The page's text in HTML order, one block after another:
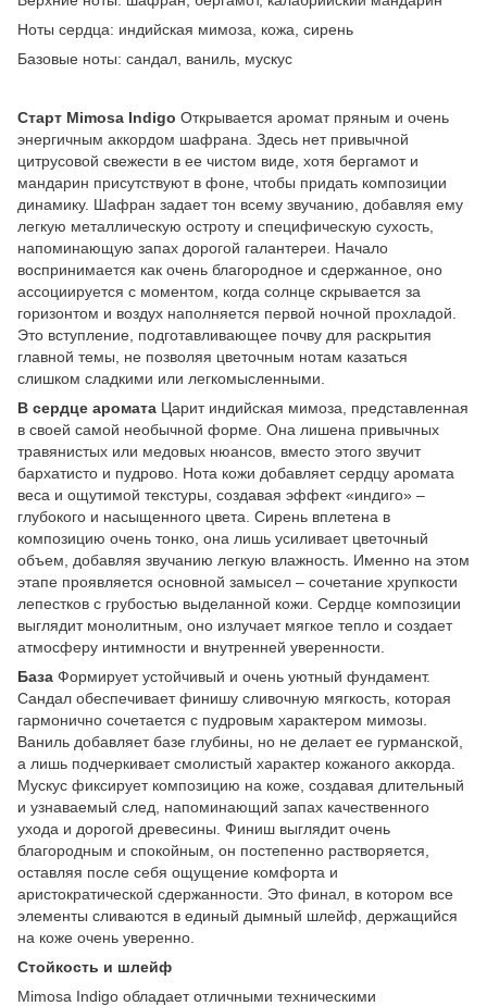
Ноты сердца: индийская мимоза, кожа, сирень
Базовые ноты: сандал, ваниль, мускус
Старт Mimosa Indigo Открывается аромат пряным и очень
энергичным аккордом шафрана. Здесь нет привычной
цитрусовой свежести в ее чистом виде, хотя бергамот и
мандарин присутствуют в фоне, чтобы придать композиции
динамику. Шафран задает тон всему звучанию, добавляя ему
легкую металлическую остроту и специфическую сухость,
напоминающую запах дорогой галантереи. Начало
воспринимается как очень благородное и сдержанное, оно
ассоциируется с моментом, когда солнце скрывается за
горизонтом и воздух наполняется первой ночной прохладой.
Это вступление, подготавливающее почву для раскрытия
главной темы, не позволяя цветочным нотам казаться
слишком сладкими или легкомысленными.
В сердце аромата Царит индийская мимоза, представленная
в своей самой необычной форме. Она лишена привычных
травянистых или медовых нюансов, вместо этого звучит
бархатисто и пудрово. Нота кожи добавляет сердцу аромата
веса и ощутимой текстуры, создавая эффект «индиго» –
глубокого и насыщенного цвета. Сирень вплетена в
композицию очень тонко, она лишь усиливает цветочный
объем, добавляя звучанию легкую влажность. Именно на этом
этапе проявляется основной замысел – сочетание хрупкости
лепестков с грубостью выделанной кожи. Сердце композиции
выглядит монолитным, оно излучает мягкое тепло и создает
атмосферу интимности и внутренней уверенности.
База Формирует устойчивый и очень уютный фундамент.
Сандал обеспечивает финишу сливочную мягкость, которая
гармонично сочетается с пудровым характером мимозы.
Ваниль добавляет базе глубины, но не делает ее гурманской,
а лишь подчеркивает смолистый характер кожаного аккорда.
Мускус фиксирует композицию на коже, создавая длительный
и узнаваемый след, напоминающий запах качественного
ухода и дорогой древесины. Финиш выглядит очень
благородным и спокойным, он постепенно растворяется,
оставляя после себя ощущение комфорта и
аристократической сдержанности. Это финал, в котором все
элементы сливаются в единый дымный шлейф, держащийся
на коже очень уверенно.
Стойкость и шлейф
Mimosa Indigo обладает отличными техническими